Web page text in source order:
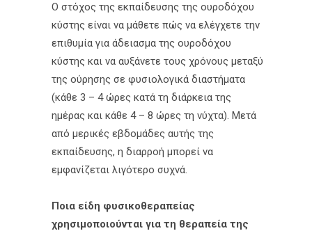
Ο στόχος της εκπαίδευσης της ουροδόχου
κύστης είναι να μάθετε πώς να ελέγχετε την
επιθυμία για άδειασμα της ουροδόχου
κύστης και να αυξάνετε τους χρόνους μεταξύ
της ούρησης σε φυσιολογικά διαστήματα
(κάθε 3 – 4 ώρες κατά τη διάρκεια της
ημέρας και κάθε 4 – 8 ώρες τη νύχτα). Μετά
από μερικές εβδομάδες αυτής της
εκπαίδευσης, η διαρροή μπορεί να
εμφανίζεται λιγότερο συχνά.
Ποια είδη φυσικοθεραπείας
χρησιμοποιούνται για τη θεραπεία της